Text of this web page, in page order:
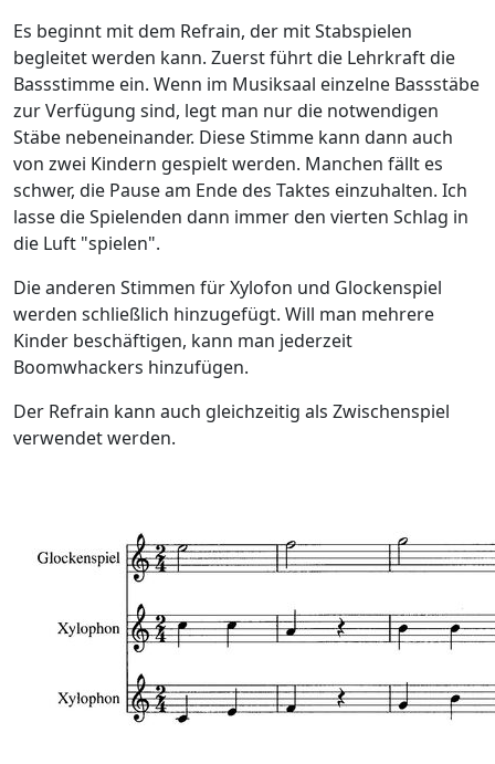
Es beginnt mit dem Refrain, der mit Stabspielen
begleitet werden kann. Zuerst führt die Lehrkraft die
Bassstimme ein. Wenn im Musiksaal einzelne Bassstäbe
zur Verfügung sind, legt man nur die notwendigen
Stäbe nebeneinander. Diese Stimme kann dann auch
von zwei Kindern gespielt werden. Manchen fällt es
schwer, die Pause am Ende des Taktes einzuhalten. Ich
lasse die Spielenden dann immer den vierten Schlag in
die Luft "spielen".
Die anderen Stimmen für Xylofon und Glockenspiel
werden schließlich hinzugefügt. Will man mehrere
Kinder beschäftigen, kann man jederzeit
Boomwhackers hinzufügen.
Der Refrain kann auch gleichzeitig als Zwischenspiel
verwendet werden.